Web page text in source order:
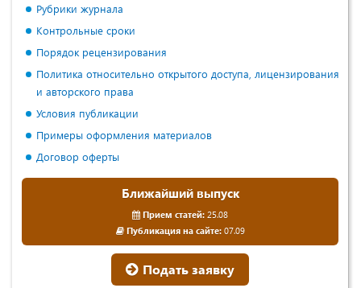
Рубрики журнала
Контрольные сроки
Порядок рецензирования
Политика относительно открытого доступа, лицензирования
и авторского права
Условия публикации
Примеры оформления материалов
Договор оферты
Ближайший выпуск
Прием статей: 25.08
Публикация на сайте:07.09
Подать заявку